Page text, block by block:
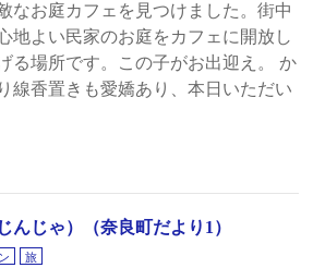
なお庭カフェを見つけました。街中
地よい民家のお庭をカフェに開放し
る場所です。この子がお出迎え。 か
線香置きも愛嬌あり、本日いただい
んじゃ）（奈良町だより1）
旅